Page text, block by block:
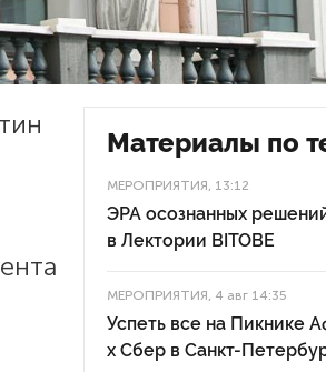
Материалы по
МЕРОПРИЯТИЯ, 13:12
ЭРА осознанных
в Лектории BITOBE
МЕРОПРИЯТИЯ, 4 авг 14:35
Успеть все на Пикнике
x Сбер в Санкт-